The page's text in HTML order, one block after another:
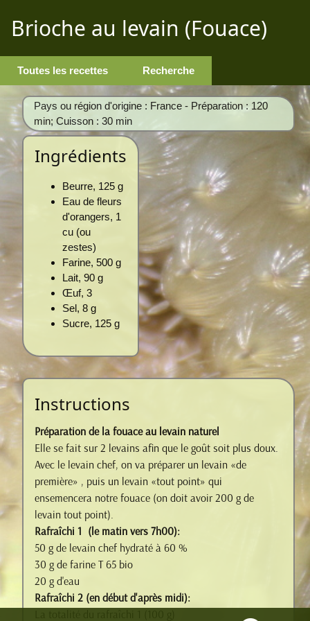
Brioche au levain (Fouace)
Toutes les recettes Recherche
Pays ou région d'origine : France - Préparation : 120
min; Cuisson : 30 min
Ingrédients
Beurre, 125 g
Eau de fleurs
d'orangers, 1
cu (ou
zestes)
Farine, 500 g
Lait, 90 g
Œuf, 3
Sel, 8 g
Sucre, 125 g
Instructions
Préparation de la fouace au levain naturel
Elle se fait sur 2 levains afin que le goût soit plus doux.
Avec le levain chef, on va préparer un levain «de
première» , puis un levain «tout point» qui
ensemencera notre fouace (on doit avoir 200 g de
levain tout point).
Rafraîchi 1 (le matin vers 7h00):
50 g de levain chef hydraté à 60 %
30 g de farine T 65 bio
20 g d'eau
Rafraîchi 2 (en début d'après midi):